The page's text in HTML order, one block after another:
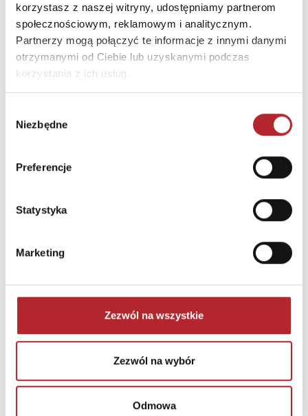
korzystasz z naszej witryny, udostępniamy partnerom
społecznościowym, reklamowym i analitycznym.
Partnerzy mogą połączyć te informacje z innymi danymi
otrzymanymi od Ciebie lub uzyskanymi podczas
korzystania z ich usług.
zgody
Niezbędne
Preferencje
Statystyka
Marketing
Zezwól na wszystkie
Zezwól na wybór
Odmowa
Bright Junior Media
NAJCZĘŚCIEJ KUPOWANE
TOP 100
Wyłączność